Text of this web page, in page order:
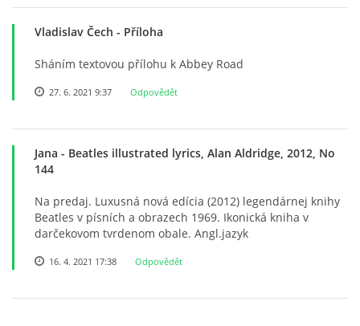
ZDROJE
BAZAR
DISKUZE
© 2026 eStránky.cz |RSS|Aktualizováno: 5. 8. 2026
Vladislav Čech - Příloha
Sháním textovou přílohu k Abbey Road
27. 6. 2021 9:37 Odpovědět
Jana - Beatles illustrated lyrics, Alan Aldridge, 2012, No
144
Na predaj. Luxusná nová edícia (2012) legendárnej knihy
Beatles v písních a obrazech 1969. Ikonická kniha v
darčekovom tvrdenom obale. Angl.jazyk
16. 4. 2021 17:38 Odpovědět